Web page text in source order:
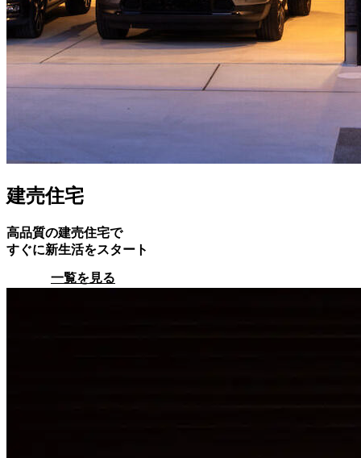
建売住宅
高品質の建売住宅で
すぐに新生活をスタート
一覧を見る